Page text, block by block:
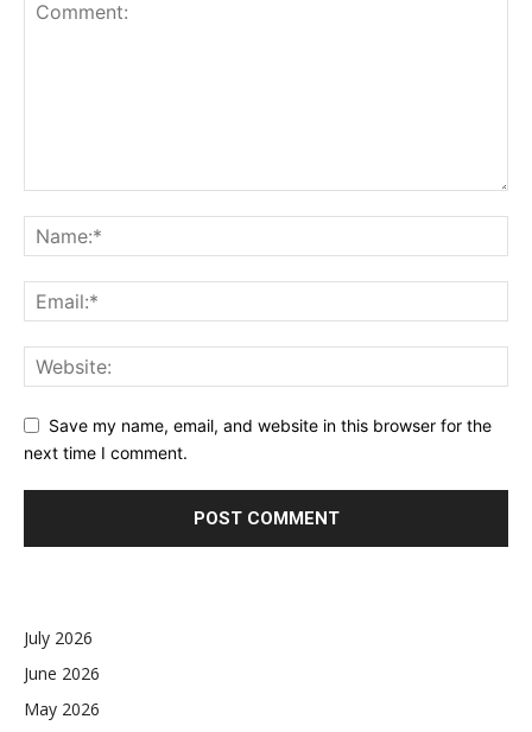
Save my name, email, and website in this browser for the
next time I comment.
July 2026
June 2026
May 2026